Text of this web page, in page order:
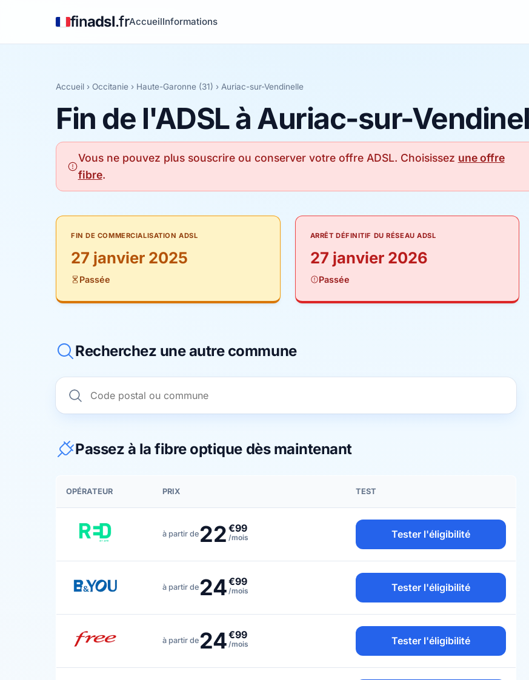
finadsl.frAccueilInformations
Accueil › Occitanie › Haute-Garonne (31) › Auriac-sur-Vendinelle
Fin de l'ADSL à Auriac-sur-
Vous ne pouvez plus souscrire ou conserver votre offre ADSL. Choisissez une offre
fibre.
FIN DE COMMERCIALISATION ADSL
27 janvier 2025
Passée
ARRÊT DÉFINITIF DU RÉSEAU ADSL
27 janvier 2026
Passée
Recherchez une autre commune
Passez à la fibre optique dès maintenant
OPÉRATEUR PRIX TEST
à partir de 22 €99
/mois Tester l'éligibilité
à partir de 24€99
/mois Tester l'éligibilité
à partir de 24€99
/mois Tester l'éligibilité